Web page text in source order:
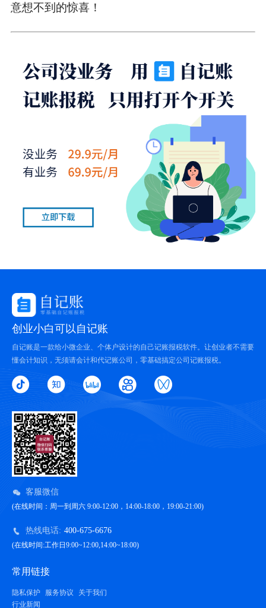
意想不到的惊喜！
创业小白可以自记账
自记账是一款给小微企业、个体户设计的自己记账报税软件。让创业者不需要
懂会计知识，无须请会计和代记账公司，零基础搞定公司记账报税。
客服微信
(在线时间：周一到周六 9:00-12:00，14:00-18:00，19:00-21:00)
热线电话: 400-675-6676
(在线时间:工作日9:00~12:00,14:00~18:00)
常用链接
隐私保护 服务协议
关于我们
行业新闻